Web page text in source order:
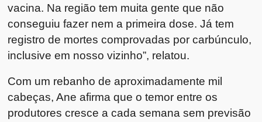
vacina. Na região tem muita gente que não
conseguiu fazer nem a primeira dose. Já tem
registro de mortes comprovadas por carbúnculo,
inclusive em nosso vizinho”, relatou.
Com um rebanho de aproximadamente mil
cabeças, Ane afirma que o temor entre os
produtores cresce a cada semana sem previsão